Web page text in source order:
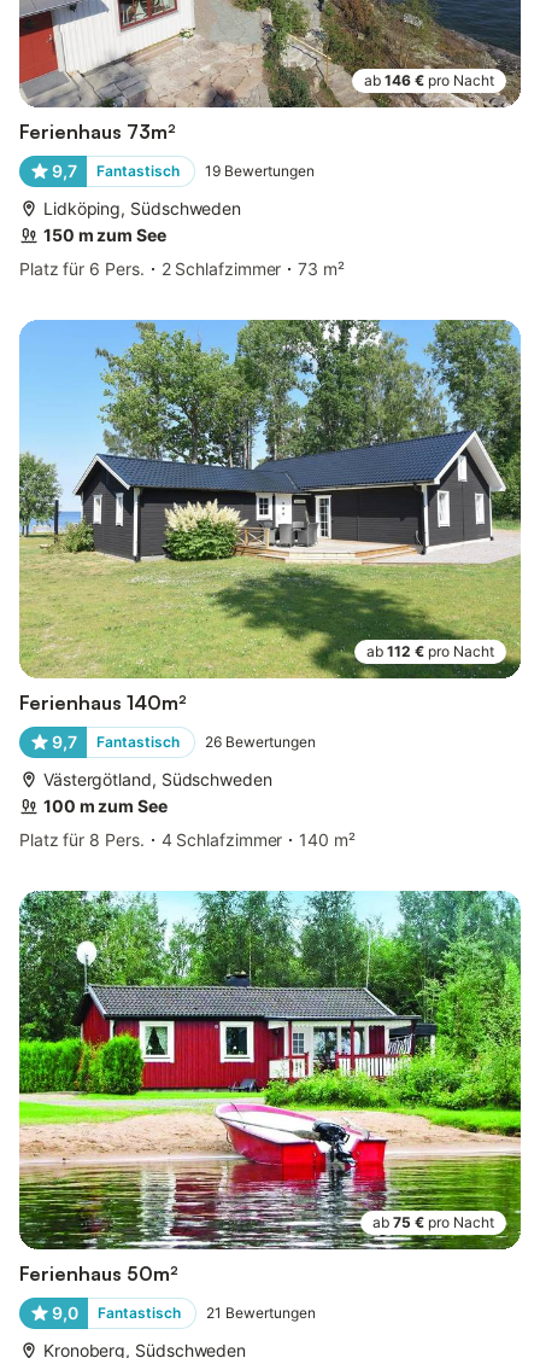
ab 146 € pro Nacht
Ferienhaus 73m²
9,7 Fantastisch 19 Bewertungen
Lidköping, Südschweden
150 m zum See
Platz für 6 Pers.
2 Schlafzimmer 73 m²
ab 112 € pro Nacht
Ferienhaus 140m²
9,7 Fantastisch 26 Bewertungen
Västergötland, Südschweden
100 m zum See
Platz für 8 Pers.
4 Schlafzimmer 140 m²
ab 75 € pro Nacht
Ferienhaus 50m²
9,0 Fantastisch 21 Bewertungen
Kronoberg, Südschweden